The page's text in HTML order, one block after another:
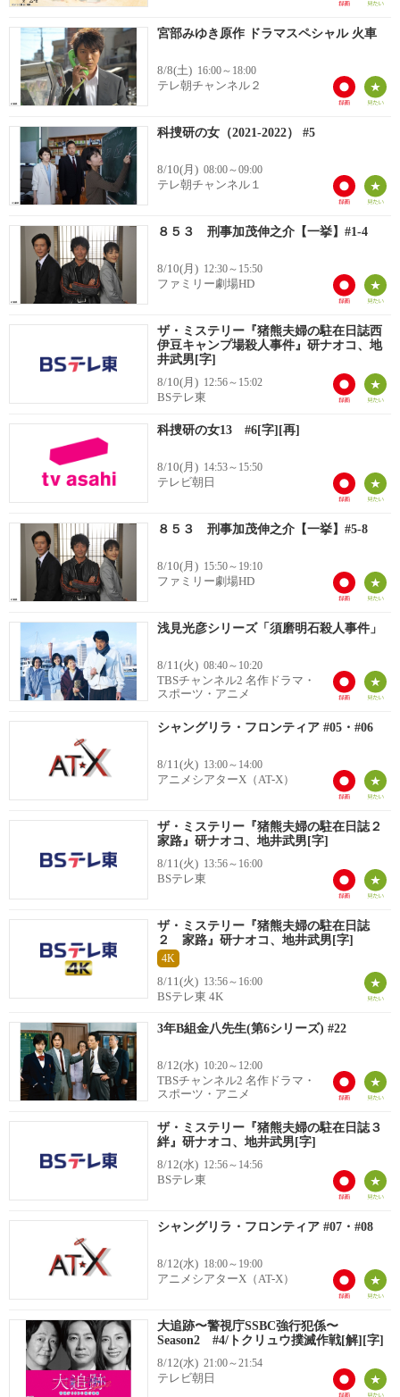
宮部みゆき原作 ドラマスペシャル 火車
8/8(土) 16:00～18:00
テレ朝チャンネル２
科捜研の女（2021-2022） #5
8/10(月) 08:00～09:00
テレ朝チャンネル１
８５３ 刑事加茂伸之介【一挙】#1-4
8/10(月) 12:30～15:50
ファミリー劇場HD
ザ・ミステリー『猪熊夫婦の駐在日誌西
伊豆キャンプ場殺人事件』研ナオコ、地
井武男[字]
8/10(月) 12:56～15:02
BSテレ東
科捜研の女13 #6[字][再]
8/10(月) 14:53～15:50
テレビ朝日
８５３ 刑事加茂伸之介【一挙】#5-8
8/10(月) 15:50～19:10
ファミリー劇場HD
浅見光彦シリーズ「須磨明石殺人事件」
8/11(火) 08:40～10:20
TBSチャンネル2 名作ドラマ・
スポーツ・アニメ
シャングリラ・フロンティア #05・#06
8/11(火) 13:00～14:00
アニメシアターX（AT-X）
ザ・ミステリー『猪熊夫婦の駐在日誌２
家路』研ナオコ、地井武男[字]
8/11(火) 13:56～16:00
BSテレ東
ザ・ミステリー『猪熊夫婦の駐在日誌
２ 家路』研ナオコ、地井武男[字]
4K
8/11(火) 13:56～16:00
BSテレ東 4K
3年B組金八先生(第6シリーズ) #22
8/12(水) 10:20～12:00
TBSチャンネル2 名作ドラマ・
スポーツ・アニメ
ザ・ミステリー『猪熊夫婦の駐在日誌３
絆』研ナオコ、地井武男[字]
8/12(水) 12:56～14:56
BSテレ東
シャングリラ・フロンティア #07・#08
8/12(水) 18:00～19:00
アニメシアターX（AT-X）
大追跡〜警視庁SSBC強行犯係〜
Season2 #4/トクリュウ撲滅作戦[解][字]
8/12(水) 21:00～21:54
テレビ朝日